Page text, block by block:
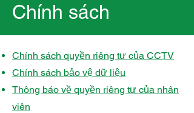
Chính sách
Chính sách quyền riêng tư của CCTV
Chính sách bảo vệ dữ liệu
Thông báo về quyền riêng tư của nhân
viên